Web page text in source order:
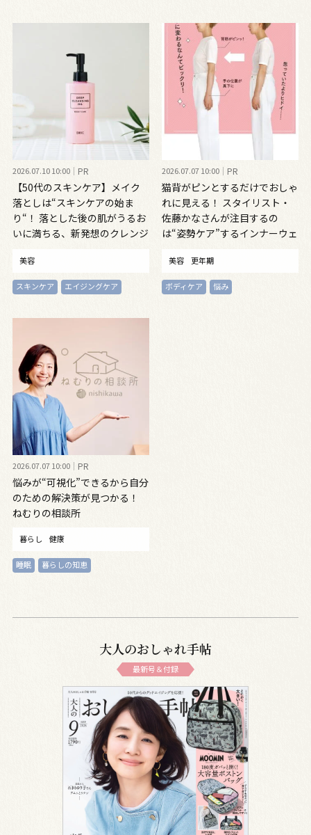
2026.07.10 10:00 PR
【50代のスキンケア】メイク
落としは“スキンケアの始ま
り“！ 落とした後の肌がうるお
いに満ちる、新発想のクレンジ
美容
スキンケア エイジングケア
2026.07.07 10:00 PR
猫背がピンとするだけでおしゃ
れに見える！ スタイリスト・
佐藤かなさんが注目するの
は“姿勢ケア”するインナーウェ
美容 更年期
ボディケア 悩み
2026.07.07 10:00 PR
悩みが“可視化”できるから自分
のための解決策が見つかる！
ねむりの相談所
暮らし 健康
睡眠 暮らしの知恵
大人のおしゃれ手帖
最新号＆付録